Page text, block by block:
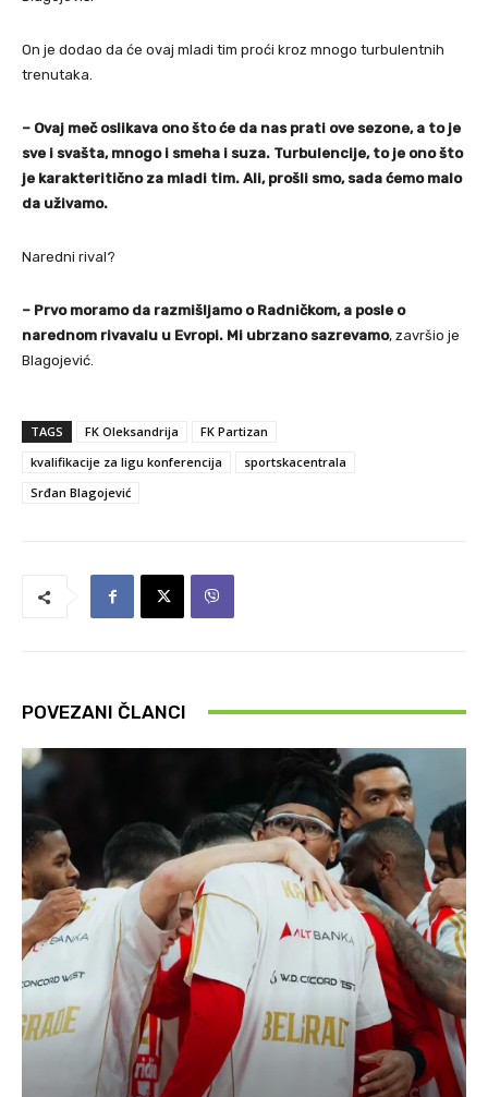
On je dodao da će ovaj mladi tim proći kroz mnogo turbulentnih
trenutaka.
– Ovaj meč oslikava ono što će da nas prati ove sezone, a to je
sve i svašta, mnogo i smeha i suza. Turbulencije, to je ono što
je karakteritično za mladi tim. Ali, prošli smo, sada ćemo malo
da uživamo.
Naredni rival?
– Prvo moramo da razmišljamo o Radničkom, a posle o
narednom rivavalu u Evropi. Mi ubrzano sazrevamo, završio je
Blagojević.
TAGS FK Oleksandrija
FK Partizan
kvalifikacije za ligu konferencija
sportskacentrala
Srđan Blagojević
POVEZANI ČLANCI